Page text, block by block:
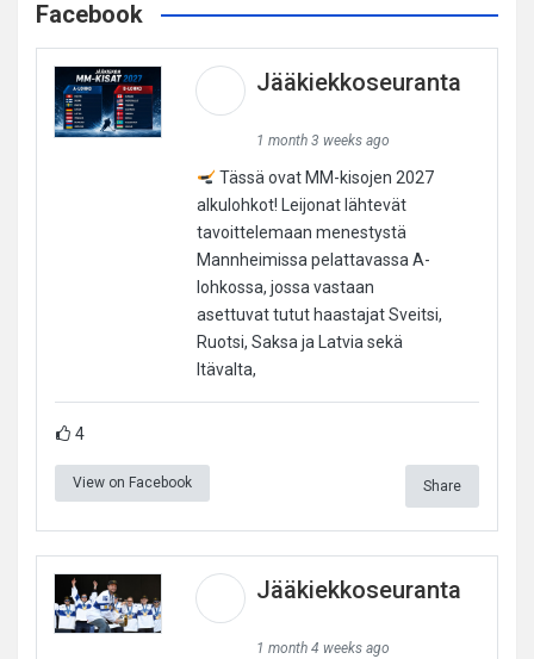
Facebook
Jääkiekkoseuranta
1 month 3 weeks ago
Tässä ovat MM-kisojen 2027
alkulohkot! Leijonat lähtevät
tavoittelemaan menestystä
Mannheimissa pelattavassa A-
lohkossa, jossa vastaan
asettuvat tutut haastajat Sveitsi,
Ruotsi, Saksa ja Latvia sekä
Itävalta,
4
View on Facebook Share
Jääkiekkoseuranta
1 month 4 weeks ago